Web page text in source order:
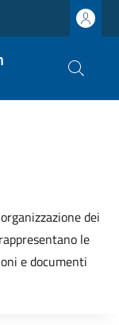
dei
le
e documenti